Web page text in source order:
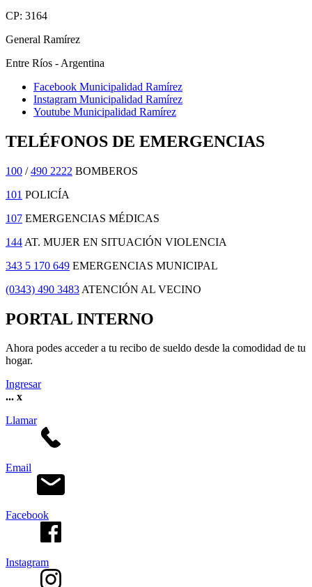
CP: 3164
General Ramírez
Entre Ríos - Argentina
Facebook Municipalidad Ramírez
Instagram Municipalidad Ramírez
Youtube Municipalidad Ramírez
TELÉFONOS DE EMERGENCIAS
100 /490 2222 BOMBEROS
101 POLICÍA
107 EMERGENCIAS MÉDICAS
144 AT. MUJER EN SITUACIÓN VIOLENCIA
343 5 170 649 EMERGENCIAS MUNICIPAL
(0343) 490 3483 ATENCIÓN AL VECINO
PORTAL INTERNO
Ahora podes acceder a tu recibo de sueldo desde la comodidad de tu
hogar.
Ingresar
... x
Llamar
Email
Facebook
Instagram